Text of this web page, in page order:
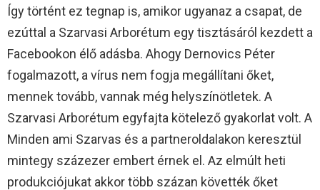
Így történt ez tegnap is, amikor ugyanaz a csapat, de
ezúttal a Szarvasi Arborétum egy tisztásáról kezdett a
Facebookon élő adásba. Ahogy Dernovics Péter
fogalmazott, a vírus nem fogja megállítani őket,
mennek tovább, vannak még helyszínötletek. A
Szarvasi Arborétum egyfajta kötelező gyakorlat volt. A
Minden ami Szarvas és a partneroldalakon keresztül
mintegy százezer embert érnek el. Az elmúlt heti
produkciójukat akkor több százan követték őket